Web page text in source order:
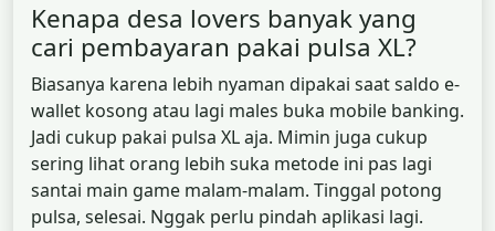
Kenapa desa lovers banyak yang
cari pembayaran pakai pulsa XL?
Biasanya karena lebih nyaman dipakai saat saldo e-
wallet kosong atau lagi males buka mobile banking.
Jadi cukup pakai pulsa XL aja. Mimin juga cukup
sering lihat orang lebih suka metode ini pas lagi
santai main game malam-malam. Tinggal potong
pulsa, selesai. Nggak perlu pindah aplikasi lagi.